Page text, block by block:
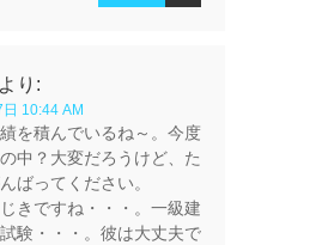
より:
10:44 AM
を積んでいるね～。今度
中？大変だろうけど、た
ばってください。
きですね・・・。一級建
験・・・。彼は大丈夫で